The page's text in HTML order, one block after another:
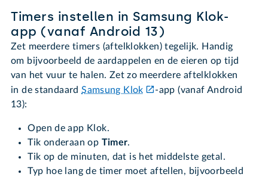
Timers instellen in Samsung Klok-
app (vanaf Android 13)
Zet meerdere timers (aftelklokken) tegelijk. Handig
om bijvoorbeeld de aardappelen en de eieren op tijd
van het vuur te halen. Zet zo meerdere aftelklokken
in de standaardSamsung Klok
-app (vanaf Android
13):
Open de app Klok.
Tik onderaan op Timer.
Tik op de minuten, dat is het middelste getal.
Typ hoe lang de timer moet aftellen, bijvoorbeeld